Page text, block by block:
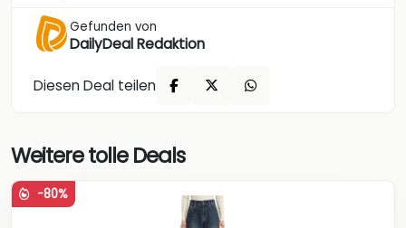
Gefunden von
DailyDeal Redaktion
Diesen Deal teilen
Weitere tolle Deals
-80%